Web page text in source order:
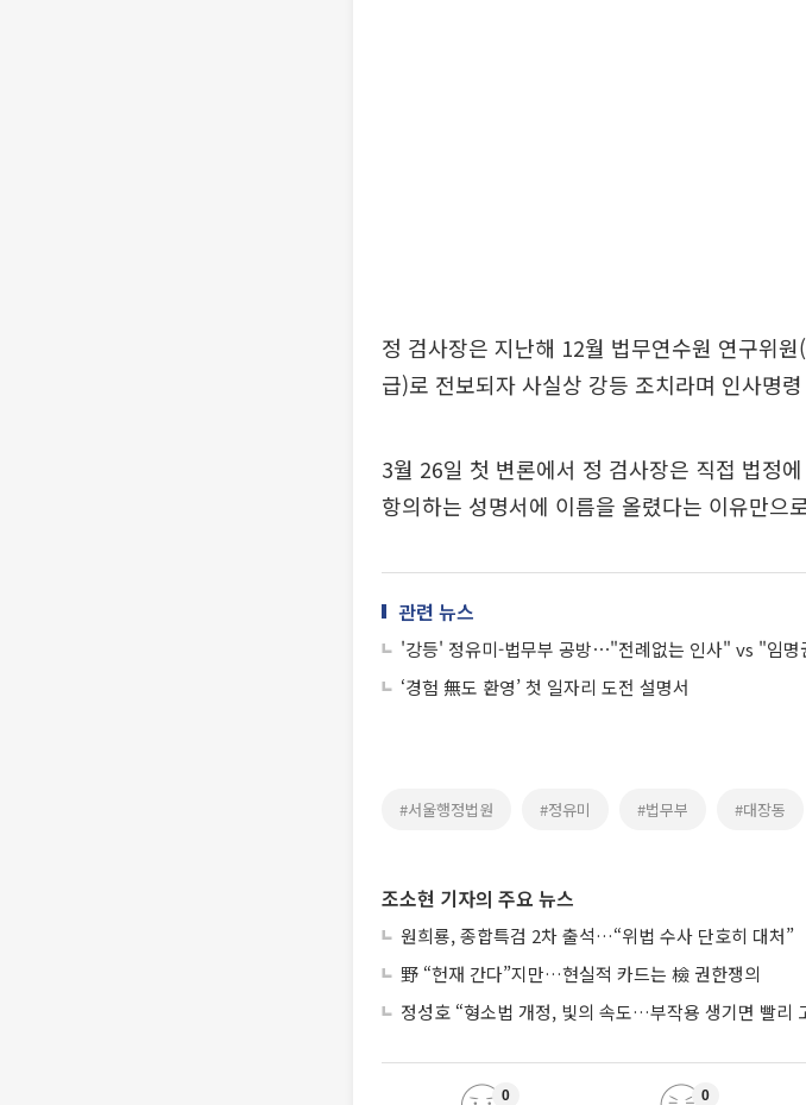
정 검사장은 지난해 12월 법무연수원 연구위
급)로 전보되자 사실상 강등 조치라며 인사명
3월 26일 첫 변론에서 정 검사장은 직접 법정
항의하는 성명서에 이름을 올렸다는 이유만으
관련 뉴스
'강등' 정유미-법무부 공방⋯"전례없는 인사" vs "임명
‘경험 無도 환영’ 첫 일자리 도전 설명서
#서울행정법원 #정유미 #법무부 #대장동
조소현 기자의 주요 뉴스
원희룡, 종합특검 2차 출석…“위법 수사 단호히 대처”
野 “헌재 간다”지만…현실적 카드는 檢 권한쟁의
정성호 “형소법 개정, 빛의 속도…부작용 생기면 빨리
0 0